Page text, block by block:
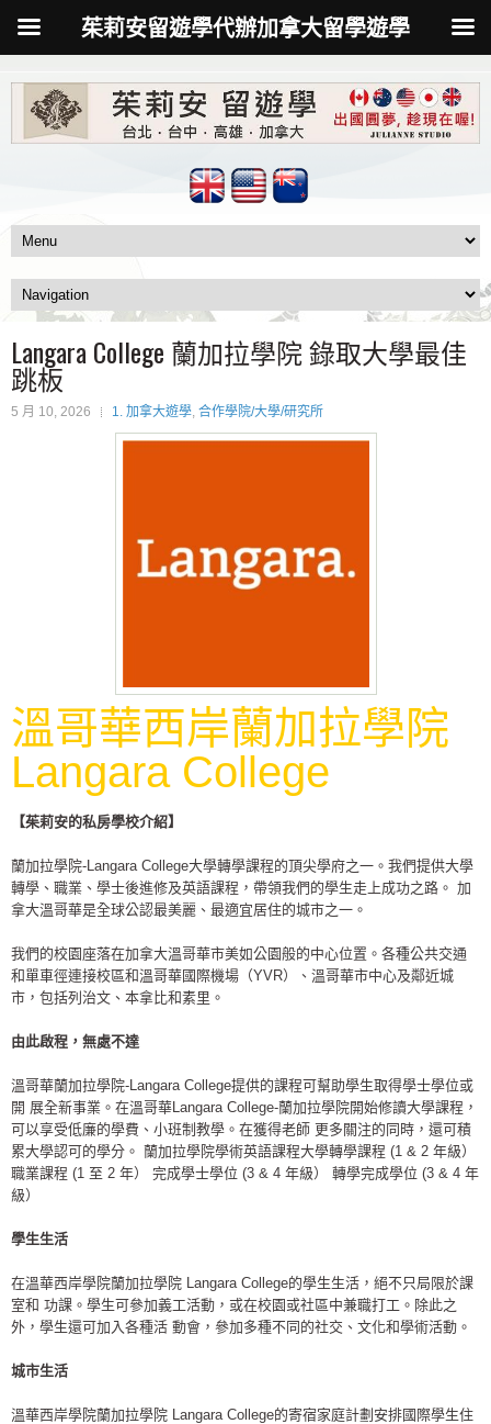
Langara College 蘭加拉學院 錄取大學最佳
跳板
5 月 10, 2026 1. 加拿大遊學, 合作學院/大學/研究所
溫哥華西岸蘭加拉學院
Langara College
【茱莉安的私房學校介紹】
蘭加拉學院-Langara College大學轉學課程的頂尖學府之一。我們提供大學
轉學、職業、學士後進修及英語課程，帶領我們的學生走上成功之路。 加
拿大溫哥華是全球公認最美麗、最適宜居住的城市之一。
我們的校園座落在加拿大溫哥華市美如公園般的中心位置。各種公共交通
和單車徑連接校區和溫哥華國際機場（YVR）、溫哥華市中心及鄰近城
市，包括列治文、本拿比和素里。
由此啟程，無處不達
溫哥華蘭加拉學院-Langara College提供的課程可幫助學生取得學士學位或
開 展全新事業。在溫哥華Langara College-蘭加拉學院開始修讀大學課程，
可以享受低廉的學費、小班制教學。在獲得老師 更多關注的同時，還可積
累大學認可的學分。 蘭加拉學院學術英語課程大學轉學課程 (1 & 2 年級）
職業課程 (1 至 2 年） 完成學士學位 (3 & 4 年級） 轉學完成學位 (3 & 4 年
級）
學生生活
在溫華西岸學院蘭加拉學院 Langara College的學生生活，絕不只局限於課
室和 功課。學生可參加義工活動，或在校園或社區中兼職打工。除此之
外，學生還可加入各種活 動會，參加多種不同的社交、文化和學術活動。
城市生活
溫華西岸學院蘭加拉學院 Langara College的寄宿家庭計劃安排國際學生住
茱莉安留遊學代辦加拿大留學遊學